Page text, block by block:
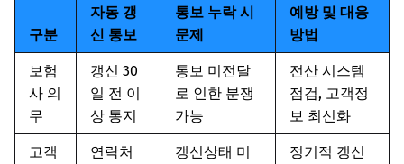
구분
자동 갱
신 통보
통보 누락 시
문제
예방 및 대응
방법
보험
사 의
무
갱신 30
일 전 이
상 통지
통보 미전달
로 인한 분쟁
가능
전산 시스템
점검, 고객정
보 최신화
고객
연락처
갱신상태 미
정기적 갱신